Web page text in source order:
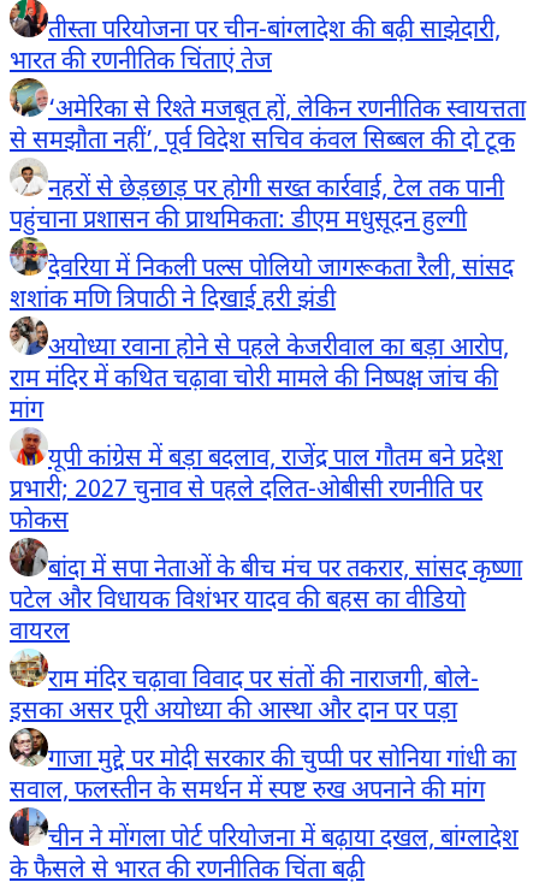
तीस्ता परियोजना पर चीन-बांग्लादेश की बढ़ी साझेदारी,
भारत की रणनीतिक चिंताएं तेज
‘अमेरिका से रिश्ते मजबूत हों, लेकिन रणनीतिक स्वायत्तता
से समझौता नहीं’, पूर्व विदेश सचिव कंवल सिब्बल की दो टूक
नहरों से छेड़छाड़ पर होगी सख्त कार्रवाई, टेल तक पानी
पहुंचाना प्रशासन की प्राथमिकता: डीएम मधुसूदन हुल्गी
देवरिया में निकली पल्स पोलियो जागरूकता रैली, सांसद
शशांक मणि त्रिपाठी ने दिखाई हरी झंडी
अयोध्या रवाना होने से पहले केजरीवाल का बड़ा आरोप,
राम मंदिर में कथित चढ़ावा चोरी मामले की निष्पक्ष जांच की
मांग
यूपी कांग्रेस में बड़ा बदलाव, राजेंद्र पाल गौतम बने प्रदेश
प्रभारी; 2027 चुनाव से पहले दलित-ओबीसी रणनीति पर
फोकस
बांदा में सपा नेताओं के बीच मंच पर तकरार, सांसद कृष्णा
पटेल और विधायक विशंभर यादव की बहस का वीडियो
वायरल
राम मंदिर चढ़ावा विवाद पर संतों की नाराजगी, बोले-
इसका असर पूरी अयोध्या की आस्था और दान पर पड़ा
गाजा मुद्दे पर मोदी सरकार की चुप्पी पर सोनिया गांधी का
सवाल, फलस्तीन के समर्थन में स्पष्ट रुख अपनाने की मांग
चीन ने मोंगला पोर्ट परियोजना में बढ़ाया दखल, बांग्लादेश
के फैसले से भारत की रणनीतिक चिंता बढ़ी